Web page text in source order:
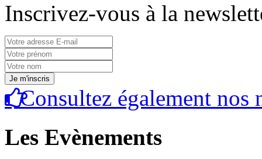
Inscrivez-vous à la
Consultez également nos
Les Evènements